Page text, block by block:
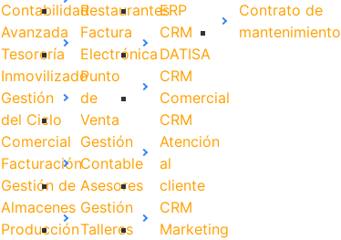
Contabilidad
Avanzada
Tesorería
Inmovilizado
Gestión
del Ciclo
Comercial
Facturación
Gestión de
Almacenes
Producción
Restaurantes
Factura
Electrónica
Punto
de
Venta
Gestión
Contable
Asesores
Gestión
Talleres
ERP
CRM
DATISA
CRM
Comercial
CRM
Atención
al
cliente
CRM
Marketing
Contrato de
mantenimiento